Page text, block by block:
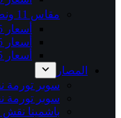
مقاس 11 ونص
أسعار 25
أسعار 35
أسعار 45
المصار
سوبر
سوبر تورمة
باشمينا